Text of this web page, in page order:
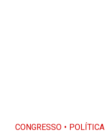
CONGRESSO POLÍTICA